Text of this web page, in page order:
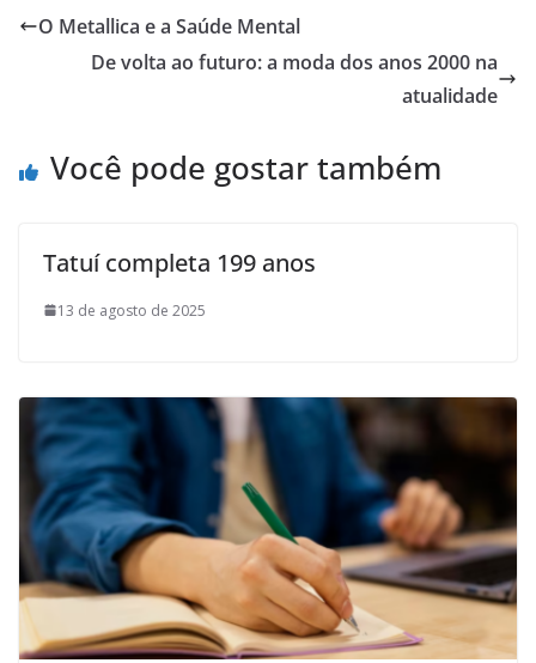
O Metallica e a Saúde Mental
De volta ao futuro: a moda dos anos 2000 na
atualidade
Você pode gostar também
Tatuí completa 199 anos
13 de agosto de 2025